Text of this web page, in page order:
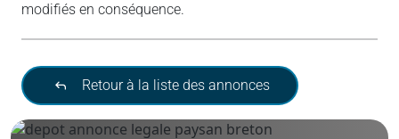
modifiés en conséquence.
Retour à la liste des annonces